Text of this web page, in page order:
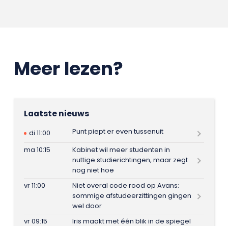
Meer lezen?
Laatste nieuws
di 11:00
Punt piept er even tussenuit
ma 10:15
Kabinet wil meer studenten in
nuttige studierichtingen, maar zegt
nog niet hoe
vr 11:00
Niet overal code rood op Avans:
sommige afstudeerzittingen gingen
wel door
vr 09:15
Iris maakt met één blik in de spiegel